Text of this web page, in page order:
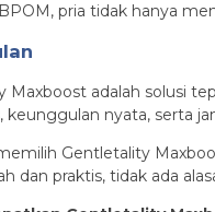
pria tidak hanya
Maxboost adalah solusi
keunggulan nyata, serta
Gentletality
dan praktis, tidak ada